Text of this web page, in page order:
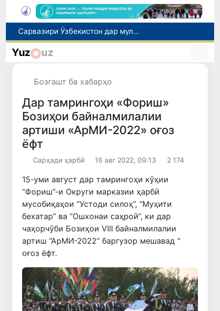
Дар Қашқадарё анҷумани байналмилалии экологӣ бо иштироки ҷавонон аз нӯҳ кишвар баргузор мешавад
Тошканд ба баргузории чемпионати Осиё оид ба вазнабардорӣ омодагӣ мебинад
Yuz uz
Бозгашт ба хабарҳо
Дар тамрингоҳи «Фориш»
Бозиҳои байналмилалии
артиши «АрМИ-2022» оғоз
ёфт
Сарҳади ҳарбӣ 16 авг 2022, 09:13 2 174
15-уми август дар тамрингоҳи кӯҳии
“Фориш”-и Округи марказии ҳарбӣ
мусобиқаҳои “Устоди силоҳ”, “Муҳити
бехатар” ва “Ошхонаи саҳроӣ”, ки дар
чаҳорчӯби Бозиҳои VIII байналмилалии
артиш “АрМИ-2022” баргузор мешавад "
оғоз ёфт.